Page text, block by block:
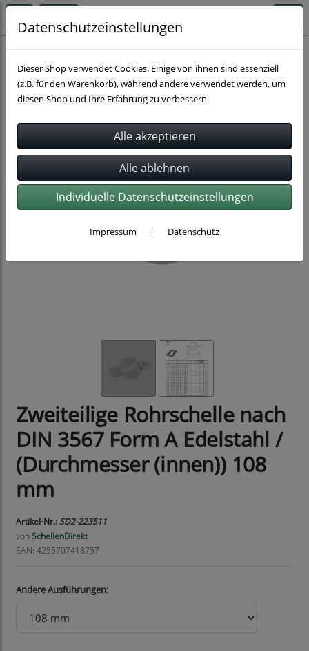
Rohrbefestigung
Zweiteilige Rohrschelle nach
DIN 3567 Form A Edelstahl /
(Durchmesser (innen)) 108
mm
Artikel-Nr.: SD2-223511
vonSchellenDirekt
EAN: 4255707418757
Andere Ausführungen:
Datenschutzeinstellungen
Dieser Shop verwendet Cookies. Einige von ihnen sind essenziell
(z.B. für den Warenkorb), während andere verwendet werden, um
diesen Shop und Ihre Erfahrung zu verbessern.
Individuelle Datenschutzeinstellungen
Impressum | Datenschutz